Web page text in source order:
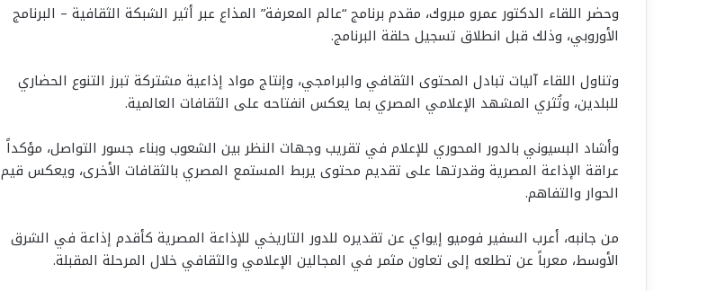
وحضر اللقاء الدكتور عمرو مبروك، مقدم برنامج “عالم المعرفة” المذاع عبر أثير الشبكة الثقافية – البرنامج
الأوروبي، وذلك قبل انطلاق تسجيل حلقة البرنامج.
وتناول اللقاء آليات تبادل المحتوى الثقافي والبرامجي، وإنتاج مواد إذاعية مشتركة تبرز التنوع الحضاري
للبلدين، وتُثري المشهد الإعلامي المصري بما يعكس انفتاحه على الثقافات العالمية.
وأشاد البسيوني بالدور المحوري للإعلام في تقريب وجهات النظر بين الشعوب وبناء جسور التواصل، مؤكداً
عراقة الإذاعة المصرية وقدرتها على تقديم محتوى يربط المستمع المصري بالثقافات الأخرى، ويعكس قيم
الحوار والتفاهم.
من جانبه، أعرب السفير فوميو إيواي عن تقديره للدور التاريخي للإذاعة المصرية كأقدم إذاعة في الشرق
الأوسط، معرباً عن تطلعه إلى تعاون مثمر في المجالين الإعلامي والثقافي خلال المرحلة المقبلة.